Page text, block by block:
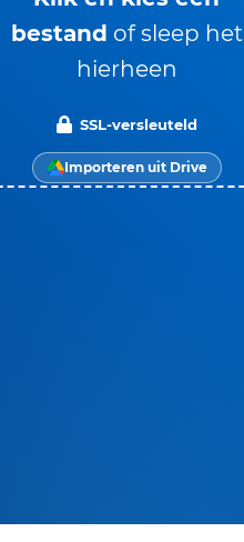
bestand of sleep het
hierheen
SSL-versleuteld
Importeren uit Drive